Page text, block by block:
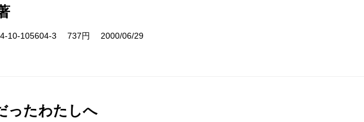
10-105604-3 737円 2000/06/29
ったわたしへ